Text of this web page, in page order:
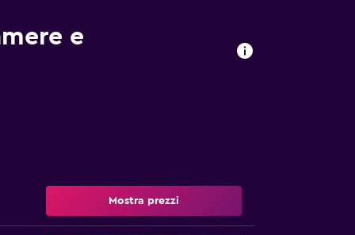
e
Mostra prezzi